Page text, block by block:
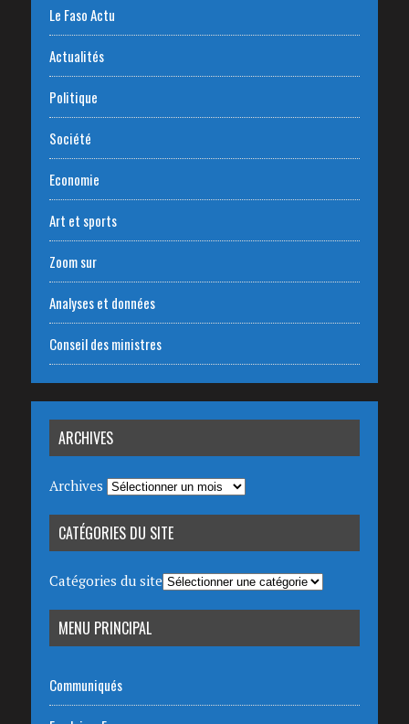
Le Faso Actu
Actualités
Politique
Société
Economie
Art et sports
Zoom sur
Analyses et données
Conseil des ministres
ARCHIVES
Archives
CATÉGORIES DU SITE
Catégories du site
MENU PRINCIPAL
Communiqués